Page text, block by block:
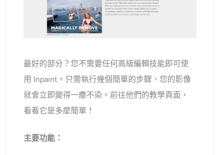
最好的部分？您不需要任何高級編輯技能即可使
用 Inpaint。只需執行幾個簡單的步驟，您的影像
就會立即變得一塵不染。前往他們的教學頁面，
看看它是多麼簡單！
主要功能：